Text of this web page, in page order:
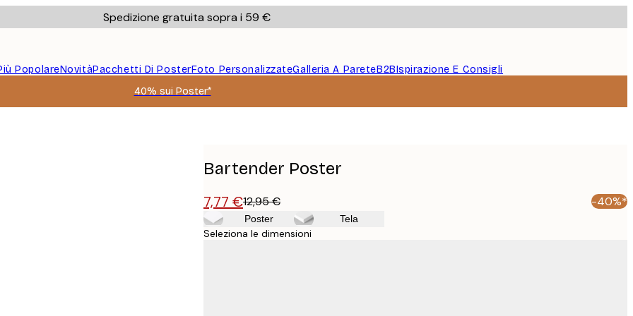
Spedizione gratuita sopra i 59 €
PopolareNovitàPacchetti Di PosterFoto PersonalizzateGalleria A PareteB2BIspirazione E Consigli
40% sui Poster*
Bartender Poster
7,77 €12,95 € -40%*
Poster Tela
Seleziona le dimensioni